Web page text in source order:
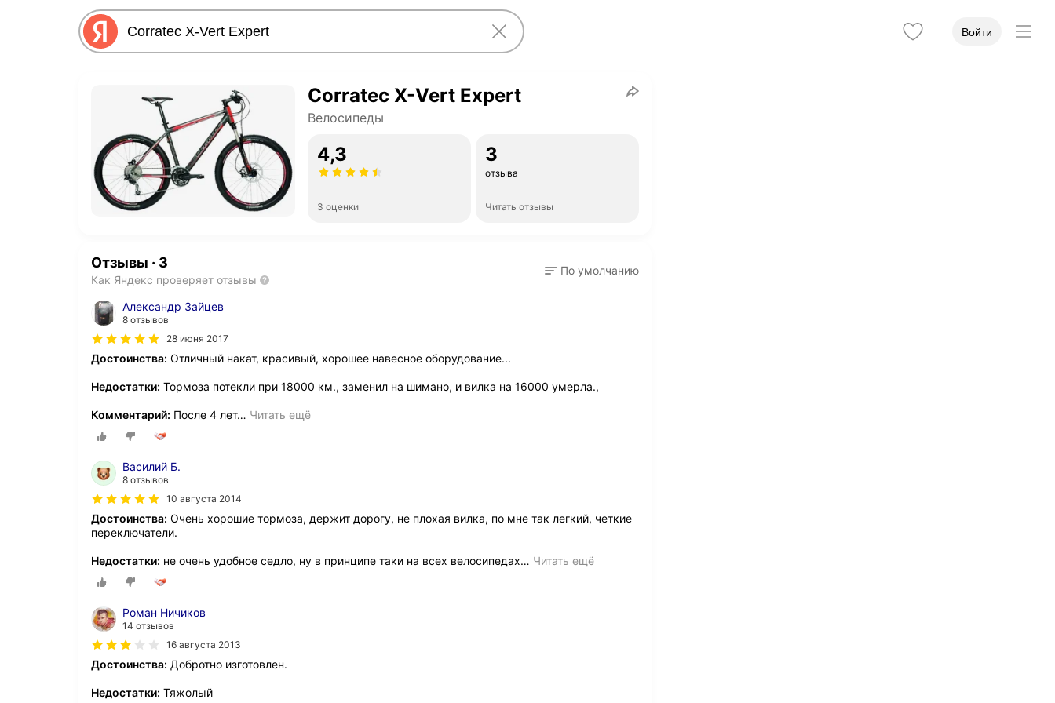
Войти
Corratec X-Vert Expert
Велосипеды
4,3
3 оценки
3
отзыва
Читать отзывы
Отзывы · 3
Как Яндекс проверяет отзывы
По умолчанию
Александр Зайцев
8 отзывов
28 июня 2017
Достоинства: Отличный накат, красивый, хорошее навесное оборудование...
Недостатки: Тормоза потекли при 18000 км., заменил на шимано, и вилка на 16000 умерла.,
Комментарий: После 4 лет… Читать ещё
Василий Б.
8 отзывов
10 августа 2014
Достоинства: Очень хорошие тормоза, держит дорогу, не плохая вилка, по мне так легкий, четкие
переключатели.
Недостатки: не очень удобное седло, ну в принципе таки на всех велосипедах… Читать ещё
Роман Ничиков
14 отзывов
16 августа 2013
Достоинства: Добротно изготовлен.
Недостатки: Тяжолый